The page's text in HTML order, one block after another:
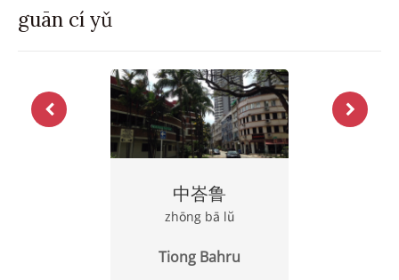
guān cí yǔ
中峇鲁
zhōng bā lŭ
Tiong Bahru